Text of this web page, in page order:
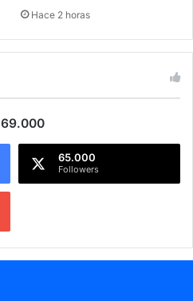
Hace 2 horas
69.000
65.000
Followers